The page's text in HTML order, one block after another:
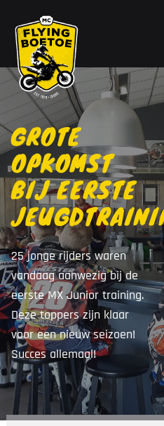
GROTE
OPKOMST
BIJ EERSTE
25 jonge rijders waren
vandaag aanwezig bij de
eerste MX Junior training.
Deze toppers zijn klaar
voor een nieuw seizoen!
Succes allemaal!